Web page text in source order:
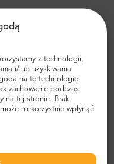
z technologii,
i/lub uzyskiwania
na te technologie
zachowanie podczas
na tej stronie. Brak
niekorzystnie wpłynąć
wyborem
Oferujemy
i minibusach
się z
biegle